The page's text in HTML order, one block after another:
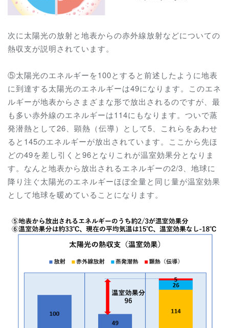
次に太陽光の放射と地表からの赤外線放射などについての
熱収支が説明されています。
⑤太陽光のエネルギーを100とすると前述したように地表
に到達する太陽光のエネルギーは49になります。このエネ
ルギーが地表からさまざまな形で放出されるのですが、最
も多い赤外線のエネルギーは114にもなります。ついで蒸
発潜熱として26、顕熱（伝導）として5、これらをあわせ
ると145のエネルギーが放出されています。ここから先ほ
どの49を差し引くと96となりこれが温室効果分となりま
す。なんと地表から放出されるエネルギーの2/3、地球に
降り注ぐ太陽光のエネルギーほぼ全量と同じ量が温室効果
として地球を暖めていることになります。